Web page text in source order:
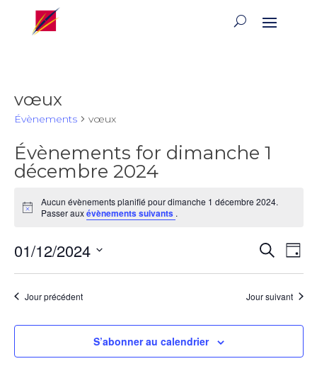
vœux
Évènements vœux
Évènements for dimanche 1
décembre 2024
Notice
Aucun évènements planifié pour dimanche 1 décembre 2024.
Passer auxévènements suivants .
de
vues
de
Jour
01/12/2024
date.Jour précédent Jour suivant
S’abonner au calendrier